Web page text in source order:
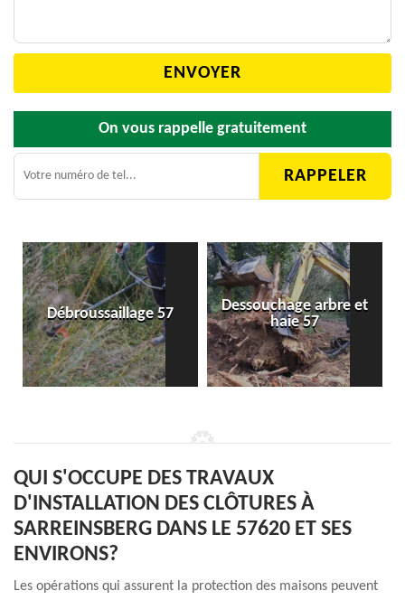
On vous rappelle gratuitement
Débroussaillage 57
Dessouchage arbre et
haie 57
QUI S'OCCUPE DES TRAVAUX
D'INSTALLATION DES CLÔTURES À
SARREINSBERG DANS LE 57620 ET SES
ENVIRONS?
Les opérations qui assurent la protection des maisons peuvent